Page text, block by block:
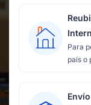
Para
país o